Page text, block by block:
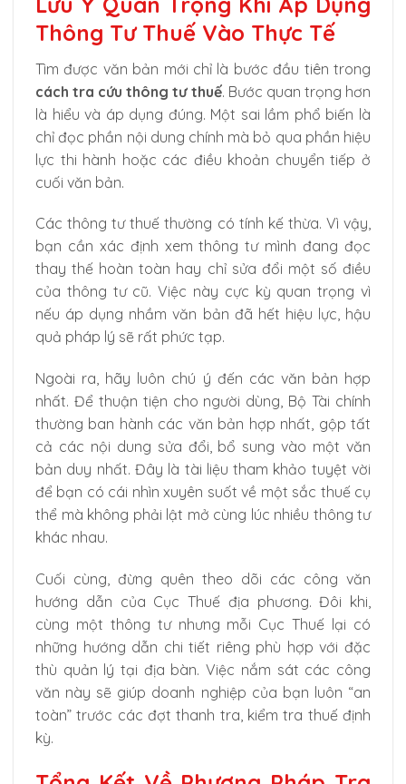
Thông Tư Thuế Vào Thực Tế
Tìm được văn bản mới chỉ là bước đầu tiên trong
cách tra cứu thông tư thuế. Bước quan trọng hơn
là hiểu và áp dụng đúng. Một sai lầm phổ biến là
chỉ đọc phần nội dung chính mà bỏ qua phần hiệu
lực thi hành hoặc các điều khoản chuyển tiếp ở
cuối văn bản.
Các thông tư thuế thường có tính kế thừa. Vì vậy,
bạn cần xác định xem thông tư mình đang đọc
thay thế hoàn toàn hay chỉ sửa đổi một số điều
của thông tư cũ. Việc này cực kỳ quan trọng vì
nếu áp dụng nhầm văn bản đã hết hiệu lực, hậu
quả pháp lý sẽ rất phức tạp.
Ngoài ra, hãy luôn chú ý đến các văn bản hợp
nhất. Để thuận tiện cho người dùng, Bộ Tài chính
thường ban hành các văn bản hợp nhất, gộp tất
cả các nội dung sửa đổi, bổ sung vào một văn
bản duy nhất. Đây là tài liệu tham khảo tuyệt vời
để bạn có cái nhìn xuyên suốt về một sắc thuế cụ
thể mà không phải lật mở cùng lúc nhiều thông tư
khác nhau.
Cuối cùng, đừng quên theo dõi các công văn
hướng dẫn của Cục Thuế địa phương. Đôi khi,
cùng một thông tư nhưng mỗi Cục Thuế lại có
những hướng dẫn chi tiết riêng phù hợp với đặc
thù quản lý tại địa bàn. Việc nắm sát các công
văn này sẽ giúp doanh nghiệp của bạn luôn “an
toàn” trước các đợt thanh tra, kiểm tra thuế định
kỳ.